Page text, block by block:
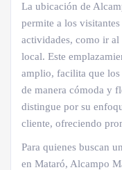
La ubicación de
permite a los
actividades, como ir
local. Este
amplio, facilita que los
de manera cómoda y
distingue por su
cliente, ofreciendo
Para quienes buscan
en Mataró, Alcampo